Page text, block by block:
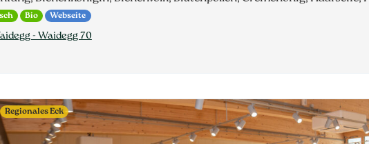
Bio Webseite
- Waidegg 70
Regionales Eck